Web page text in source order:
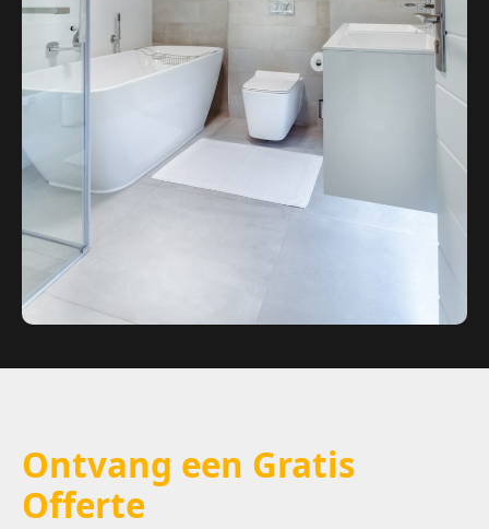
Ontvang een Gratis
Offerte